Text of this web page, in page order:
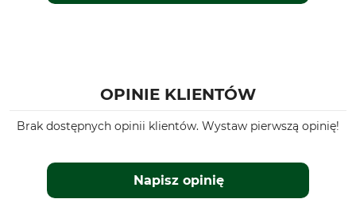
OPINIE KLIENTÓW
Brak dostępnych opinii klientów. Wystaw pierwszą opinię!
Napisz opinię